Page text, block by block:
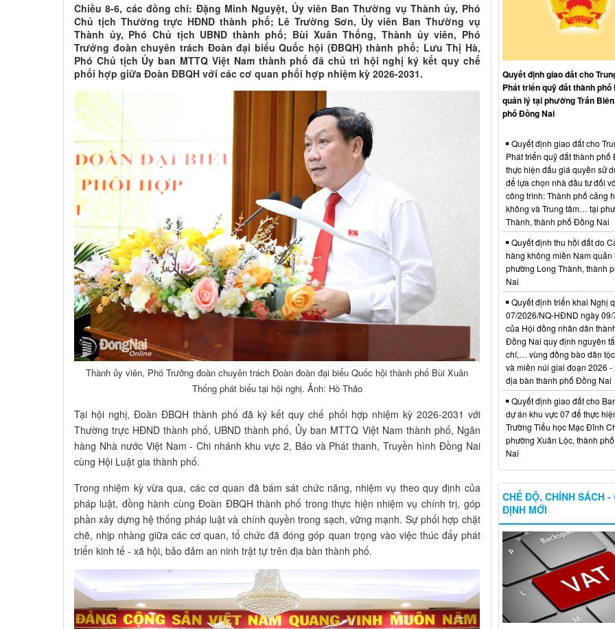
Chiều 8-6, các đồng chí: Đặng Minh Nguyệt, Ủy viên Ban Thường vụ Thành ủy, Phó
Chủ tịch Thường trực HĐND thành phố; Lê Trường Sơn, Ủy viên Ban Thường vụ
Thành ủy, Phó Chủ tịch UBND thành phố; Bùi Xuân Thống, Thành ủy viên, Phó
Trưởng đoàn chuyên trách Đoàn đại biểu Quốc hội (ĐBQH) thành phố; Lưu Thị Hà,
Phó Chủ tịch Ủy ban MTTQ Việt Nam thành phố đã chủ trì hội nghị ký kết quy chế
phối hợp giữa Đoàn ĐBQH với các cơ quan phối hợp nhiệm kỳ 2026-2031.
Thành ủy viên, Phó Trưởng đoàn chuyên trách Đoàn đoàn đại biểu Quốc hội thành phố Bùi Xuân
Thống phát biểu tại hội nghị. Ảnh: Hồ Thảo
Tại hội nghị, Đoàn ĐBQH thành phố đã ký kết quy chế phối hợp nhiệm kỳ 2026-2031 với
Thường trực HĐND thành phố, UBND thành phố, Ủy ban MTTQ Việt Nam thành phố, Ngân
hàng Nhà nước Việt Nam - Chi nhánh khu vực 2, Báo và Phát thanh, Truyền hình Đồng Nai
cùng Hội Luật gia thành phố.
Trong nhiệm kỳ vừa qua, các cơ quan đã bám sát chức năng, nhiệm vụ theo quy định của
pháp luật, đồng hành cùng Đoàn ĐBQH thành phố trong thực hiện nhiệm vụ chính trị, góp
phần xây dựng hệ thống pháp luật và chính quyền trong sạch, vững mạnh. Sự phối hợp chặt
chẽ, nhịp nhàng giữa các cơ quan, tổ chức đã đóng góp quan trọng vào việc thúc đẩy phát
triển kinh tế - xã hội, bảo đảm an ninh trật tự trên địa bàn thành phố.
Quyết định giao đất cho
Phát triển quỹ đất thành phố
quản lý tại phường Trấn
phố Đồng Nai
Quyết định giao đất cho
Phát triển quỹ đất thành phố
thực hiện đấu giá quyền sử
để lựa chọn nhà đầu tư đối
công trình: Thành phố cảng
không và Trung tâm… tại
Thành, thành phố Đồng Nai
Quyết định thu hồi đất do
hàng không miền Nam quản
phường Long Thành, thành
Nai
Quyết định triển khai Nghị
07/2026/NQ-HĐND ngày 09/
của Hội đồng nhân dân
Đồng Nai quy định nguyên
chí,… vùng đồng bào dân
và miền núi giai đoạn 2026 -
địa bàn thành phố Đồng Nai
Quyết định giao đất cho
dự án khu vực 07 để thực
Trường Tiểu học Mạc Đĩnh
phường Xuân Lộc, thành
Nai
CHẾ ĐỘ, CHÍNH SÁCH -
ĐỊNH MỚI